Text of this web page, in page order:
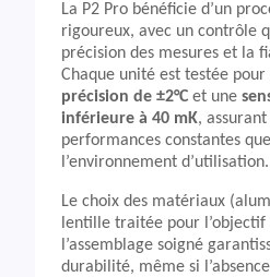
La P2 Pro bénéficie d’un
rigoureux, avec un contrôle
précision des mesures et la
Chaque unité est testée
précision de ±2°C et une
inférieure à 40 mK,
performances constantes
l’environnement d’utilisation.
Le choix des matériaux
lentille traitée pour
l’assemblage soigné
durabilité, même si